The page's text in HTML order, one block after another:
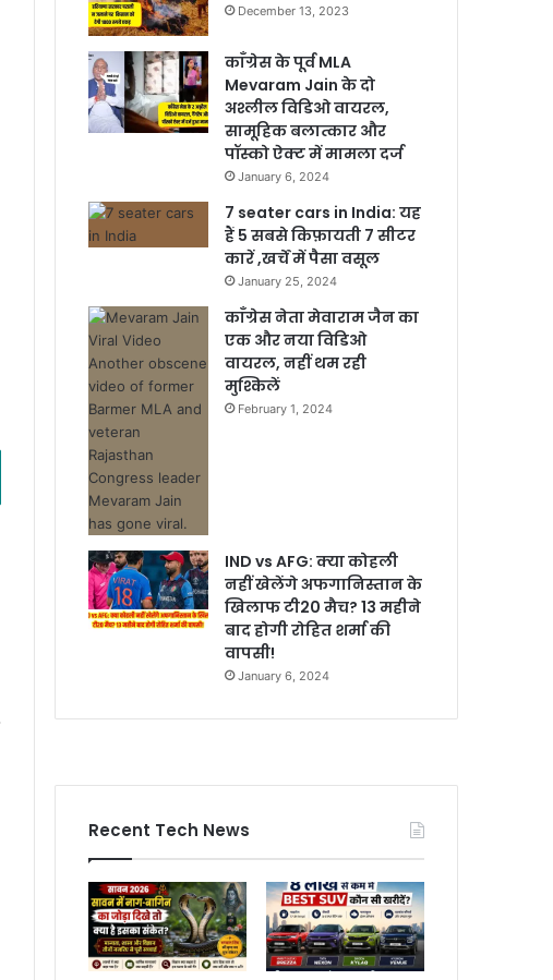
December 13, 2023
काँग्रेस के पूर्व MLA
Mevaram Jain के दो
अश्लील विडिओ वायरल,
सामूहिक बलात्कार और
पॉस्को ऐक्ट में मामला दर्ज
January 6, 2024
7 seater cars in India: यह
हैं 5 सबसे किफ़ायती 7 सीटर
कारें ,खर्चें में पैसा वसूल
January 25, 2024
काँग्रेस नेता मेवाराम जैन का
एक और नया विडिओ
वायरल, नहीं थम रही
मुश्किलें
February 1, 2024
IND vs AFG: क्या कोहली
नहीं खेलेंगे अफगानिस्तान के
खिलाफ टी20 मैच? 13 महीने
बाद होगी रोहित शर्मा की
वापसी!
January 6, 2024
Recent Tech News